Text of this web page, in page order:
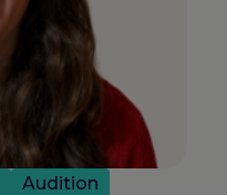
Audition